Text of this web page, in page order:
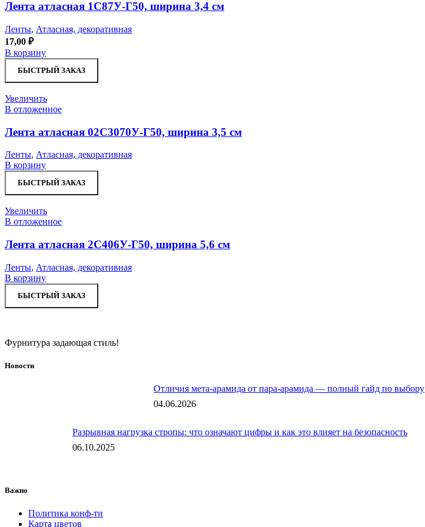
Лента атласная 1С87У-Г50, ширина 3,4 см
Ленты, Атласная, декоративная
17,00 ₽
В корзину
БЫСТРЫЙ ЗАКАЗ
Увеличить
В отложенное
Лента атласная 02С3070У-Г50, ширина 3,5 см
Ленты, Атласная, декоративная
В корзину
БЫСТРЫЙ ЗАКАЗ
Увеличить
В отложенное
Лента атласная 2С406У-Г50, ширина 5,6 см
Ленты, Атласная, декоративная
В корзину
БЫСТРЫЙ ЗАКАЗ
Фурнитура задающая стиль!
Новости
Отличия мета-арамида от пара-арамида — полный гайд по выбору
04.06.2026
Разрывная нагрузка стропы: что означают цифры и как это влияет на безопасность
06.10.2025
Важно
Политика конф-ти
Карта цветов